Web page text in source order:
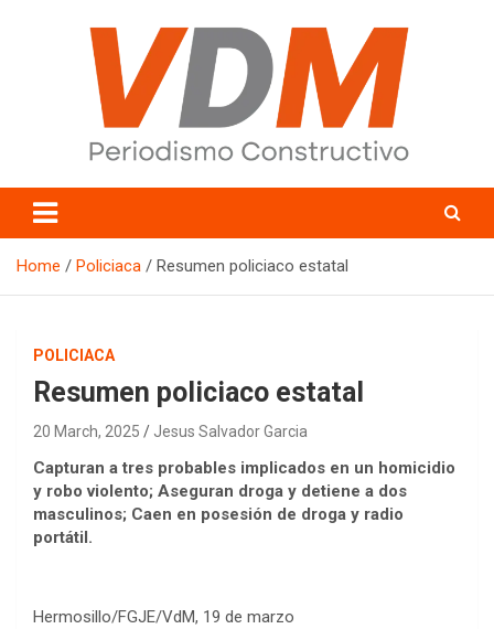
valledelmayo.com
Home Policiaca Resumen policiaco estatal
POLICIACA
Resumen policiaco estatal
20 March, 2025 Jesus Salvador Garcia
Capturan a tres probables implicados en un homicidio
y robo violento; Aseguran droga y detiene a dos
masculinos; Caen en posesión de droga y radio
portátil.
Hermosillo/FGJE/VdM, 19 de marzo